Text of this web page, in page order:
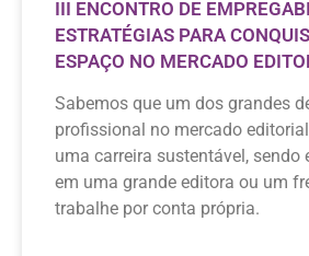
III ENCONTRO DE
ESTRATÉGIAS PARA
ESPAÇO NO MERCADO
Sabemos que um dos grandes
profissional no mercado
uma carreira sustentável, sendo
em uma grande editora ou um
trabalhe por conta própria.